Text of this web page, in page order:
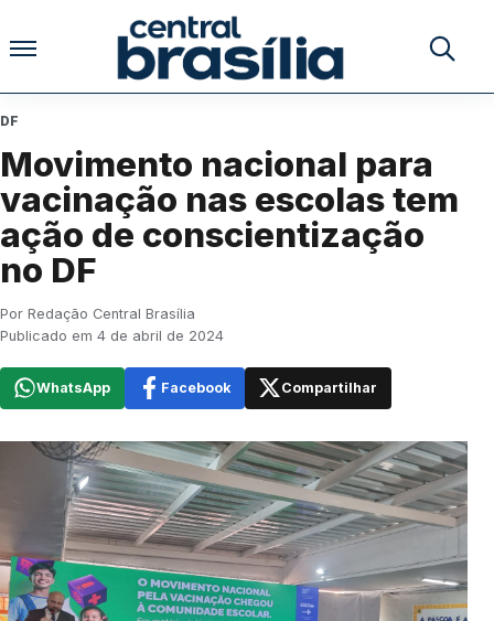
Pular para o conteúdo
Buscar
DF
Movimento nacional para
vacinação nas escolas tem
ação de conscientização
no DF
Por Redação Central Brasília
Publicado em 4 de abril de 2024
WhatsApp Facebook Compartilhar